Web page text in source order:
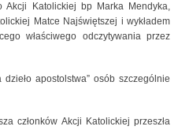
Akcji Katolickiej bp Marka Mendyka,
Matce Najświętszej i wykładem
właściwego odczytywania przez
apostolstwa” osób szczególnie
członków Akcji Katolickiej przeszła